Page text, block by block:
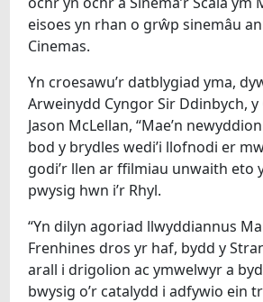
eisoes yn rhan o grŵp sinemâu
Cinemas.
Yn croesawu’r datblygiad yma,
Arweinydd Cyngor Sir Ddinbych,
Jason McLellan, “Mae’n
bod y brydles wedi’i llofnodi er
godi’r llen ar ffilmiau unwaith eto
pwysig hwn i’r Rhyl.
“Yn dilyn agoriad llwyddiannus
Frenhines dros yr haf, bydd y
arall i drigolion ac ymwelwyr a
bwysig o’r catalydd i adfywio ein